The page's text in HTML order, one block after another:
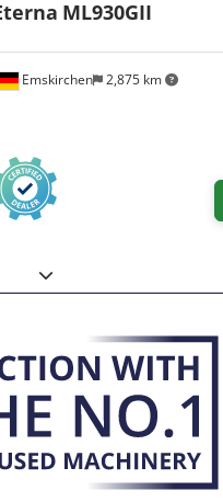
Emskirchen 2,875 km
ML930GII